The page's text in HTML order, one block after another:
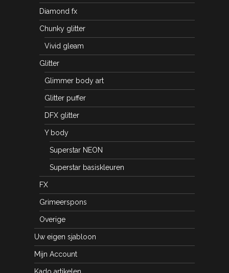
Diamond fx
Chunky glitter
Vivid gleam
Glitter
Glimmer body art
Glitter puffer
DFX glitter
Y body
Superstar NEON
Superstar basiskleuren
FX
Grimeerspons
Overige
Uw eigen sjabloon
Mijn Account